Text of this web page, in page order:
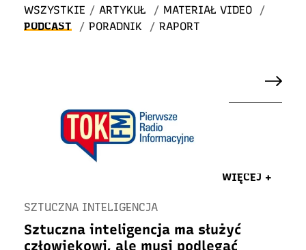
WSZYSTKIE / ARTYKUŁ / MATERIAŁ VIDEO
/
PODCAST
/ PORADNIK / RAPORT
WIĘCEJ +
SZTUCZNA INTELIGENCJA
Sztuczna inteligencja ma służyć
człowiekowi, ale musi podlegać